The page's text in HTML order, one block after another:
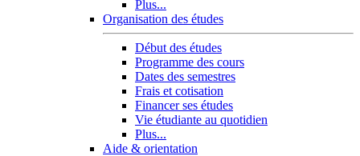
Plus...
Organisation des études
Début des études
Programme des cours
Dates des semestres
Frais et cotisation
Financer ses études
Vie étudiante au quotidien
Plus...
Aide & orientation